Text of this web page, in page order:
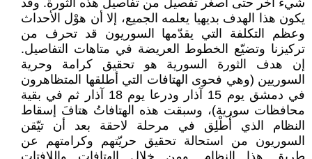
شيء آخر حتى أصغر تفصيل من تفاصيل هذه الثورة. وقد
يكون هذا الهدف بديهيا يعلمه الجميع، إلا أن هوْل الأحداث
وعظم التكلفة التي يقدّمها السوريون قد تحرف من
تركيزنا وتضيّع الخطوط العريضة في متاهات التفاصيل.
إن هدف الثورة السورية هو تحقيق كرامة وحرية
السوريين (وهي فحوى الهتافات التي أطلقها المتظاهرون
في دمشق يوم 15 آذار ودرعا يوم 18 آذار ثم في بقية
محافظات سورية)، وسبقت هذه الهتافاتُ هتافَ إسقاط
النظام الذي أُطْلِق في مرحلة لاحقة بعد أن تيّقن
السوريون من استحالة تحقيق حريّتهم وكرامتهم عن